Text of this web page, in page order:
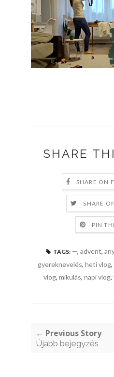
SHARE
SHARE ON
SHARE
PIN
TAGS: —, advent,
gyereknevelés, heti vlog,
vlog, mikulás, napi vlog,
← Previous Story
Újabb bejegyzés